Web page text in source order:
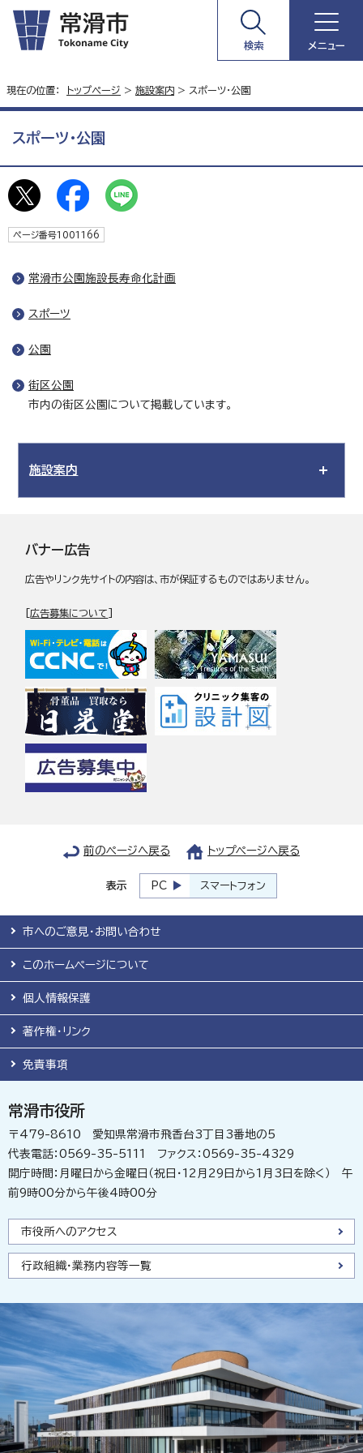
検索 メニュー
現在の位置： トップページ > 施設案内 > スポーツ・公園
スポーツ・公園
ページ番号1001166
常滑市公園施設長寿命化計画
スポーツ
公園
街区公園
市内の街区公園について掲載しています。
施設案内
バナー広告
広告やリンク先サイトの内容は、市が保証するものではありません。
[広告募集について
前のページへ戻る トップページへ戻る
表示 PC スマートフォン
市へのご意見・お問い合わせ
このホームページについて
個人情報保護
著作権・リンク
免責事項
常滑市役所
〒479-8610 愛知県常滑市飛香台3丁目3番地の5
代表電話：0569-35-5111 ファクス：0569-35-4329
開庁時間：月曜日から金曜日（祝日・12月29日から1月3日を除く） 午
前9時00分から午後4時00分
市役所へのアクセス
行政組織・業務内容等一覧